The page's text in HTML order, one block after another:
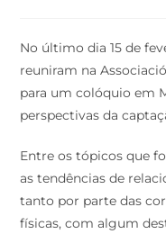
No último dia 15 de
reuniram na
para um colóquio em
perspectivas da
Entre os tópicos que
as tendências de
tanto por parte das
físicas, com algum